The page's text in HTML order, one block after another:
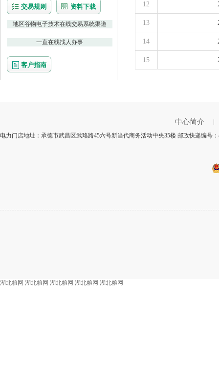
交易规则 资料下载
地区谷物电子技术在线交易系统渠道
一直在线找人办事
客户指南
12
13
14
15
中心简介
电力门店地址：承德市武昌区武珞路45六号新当代商务活动中央35楼 邮政快递编号
湖北粮网 湖北粮网 湖北粮网 湖北粮网 湖北粮网